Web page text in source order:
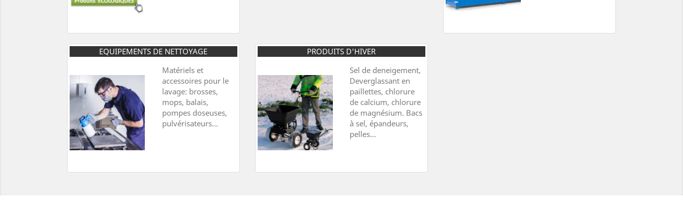
EQUIPEMENTS DE NETTOYAGE
Matériels et
accessoires pour le
lavage: brosses,
mops, balais,
pompes doseuses,
pulvérisateurs...
PRODUITS D'HIVER
Sel de deneigement,
Deverglassant en
paillettes, chlorure
de calcium, chlorure
de magnésium. Bacs
à sel, épandeurs,
pelles...